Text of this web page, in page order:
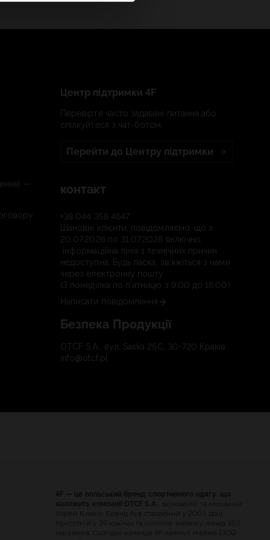
—
Центр підтримки 4F
Перевірте часто задавані питання або
спілкуйтеся з чат-ботом:
Перейти до Центру підтримки
контакт
+38 044 358 4647
Шановні клієнти, повідомляємо, що з
20.07.2026 по 31.07.2026 включно,
інформаційна лінія з технічних причин
недоступна. Будь ласка, зв'яжіться з нами
через електронну пошту.
(З понеділка по п'ятницю з 9:00 до 16:00)
Написати повідомлення
Безпека Продукції
OTCF S.A., вул. Saska 25C, 30-720 Краків
info@otcf.pl